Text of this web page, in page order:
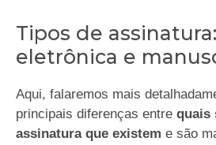
Tipos de
eletrônica e
Aqui, falaremos mais
principais diferenças entre quais
assinatura que existem e são